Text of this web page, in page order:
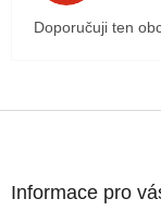
Doporučuji ten
Informace pro